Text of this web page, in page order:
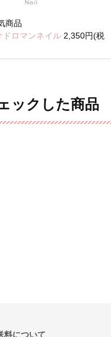
商品
ドロマンネイル 2,350円(税
ックした商品
料について